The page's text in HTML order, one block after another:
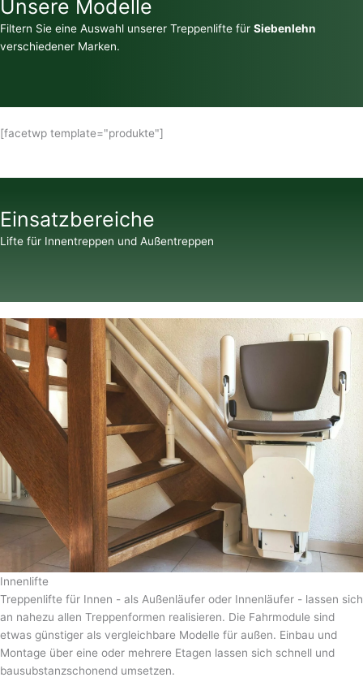
Unsere Modelle
Filtern Sie eine Auswahl unserer Treppenlifte für Siebenlehn
verschiedener Marken.
[facetwp template="produkte"]
Einsatzbereiche
Lifte für Innentreppen und Außentreppen
Innenlifte
Treppenlifte für Innen - als Außenläufer oder Innenläufer - lassen sich
an nahezu allen Treppenformen realisieren. Die Fahrmodule sind
etwas günstiger als vergleichbare Modelle für außen. Einbau und
Montage über eine oder mehrere Etagen lassen sich schnell und
bausubstanzschonend umsetzen.